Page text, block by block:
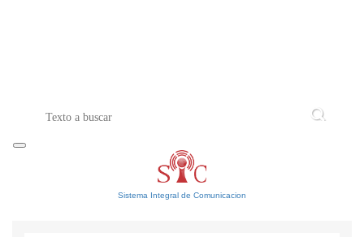
Sistema Integral de Comunicacion